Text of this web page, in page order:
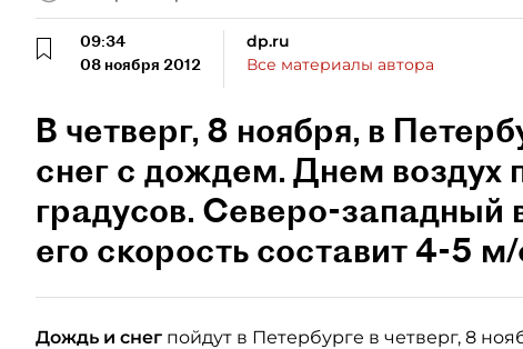
09:34
08 ноября 2012
dp.ru
Все материалы автора
В четверг, 8 ноября, в
снег с дождем. Днем воздух
градусов. Северо-западный
его скорость составит 4-5 м/
Дождь и снег пойдут в Петербурге в четверг, 8